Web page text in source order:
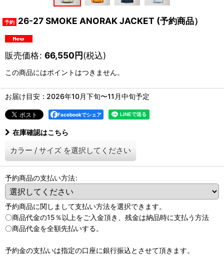
26-27 SMOKE ANORAK JACKET (予約商品）
販売価格: 66,550円(税込)
この商品にはポイントはつきません。
お届け目安 : 2026年10月下旬〜11月中旬予定
Facebookでシェア
在庫確認はこちら
カラー / サイズ を選択してください
予約商品の支払い方法:
予約商品に関しまして支払い方法を選択できます。
〇商品代金の15％以上をご入金頂き、残金は納品時に支払う方法
〇商品代金を全額先払いする。
予約金の支払いは指定の口座に銀行振込とさせて頂きます。